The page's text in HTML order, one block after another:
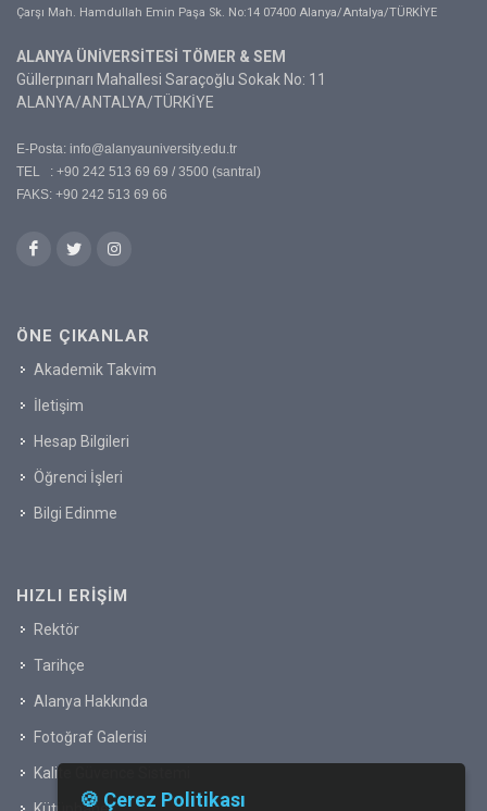
Çarşı Mah. Hamdullah Emin Paşa Sk. No:14 07400 Alanya/Antalya/TÜRKİYE
ALANYA ÜNİVERSİTESİ TÖMER & SEM
Güllerpınarı Mahallesi Saraçoğlu Sokak No: 11
ALANYA/ANTALYA/TÜRKİYE
E-Posta: info@alanyauniversity.edu.tr
TEL : +90 242 513 69 69 / 3500 (santral)
FAKS: +90 242 513 69 66
ÖNE ÇIKANLAR
Akademik Takvim
İletişim
Hesap Bilgileri
Öğrenci İşleri
Bilgi Edinme
HIZLI ERIŞIM
Rektör
Tarihçe
Alanya Hakkında
Fotoğraf Galerisi
Kalite Güvence Sistemi
🍪 Çerez Politikası